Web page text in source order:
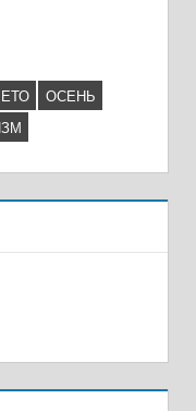
ОСЕНЬ